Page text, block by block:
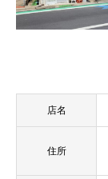
店名
住所